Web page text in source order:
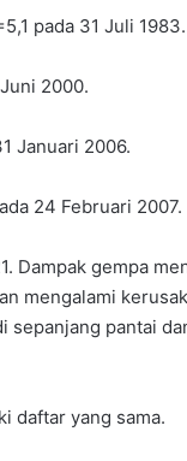
pada 31 Juli 1983.
2000.
Januari 2006.
24 Februari 2007.
Dampak gempa
mengalami
pantai
daftar yang sama.